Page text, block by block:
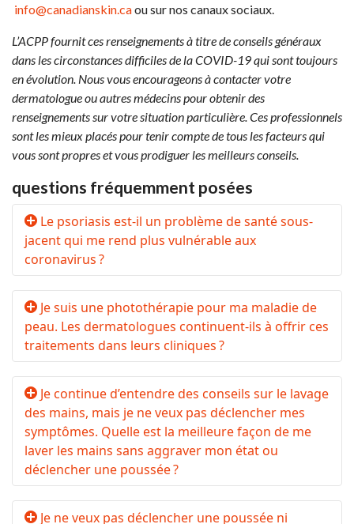
info@canadianskin.caou sur nos canaux sociaux.
L’ACPP fournit ces renseignements à titre de conseils généraux
dans les circonstances difficiles de la COVID-19 qui sont toujours
en évolution. Nous vous encourageons à contacter votre
dermatologue ou autres médecins pour obtenir des
renseignements sur votre situation particulière. Ces professionnels
sont les mieux placés pour tenir compte de tous les facteurs qui
vous sont propres et vous prodiguer les meilleurs conseils.
questions fréquemment posées
Le psoriasis est-il un problème de santé sous-
jacent qui me rend plus vulnérable aux
coronavirus ?
Je suis une photothérapie pour ma maladie de
peau. Les dermatologues continuent-ils à offrir ces
traitements dans leurs cliniques ?
Je continue d’entendre des conseils sur le lavage
des mains, mais je ne veux pas déclencher mes
symptômes. Quelle est la meilleure façon de me
laver les mains sans aggraver mon état ou
déclencher une poussée ?
Je ne veux pas déclencher une poussée ni